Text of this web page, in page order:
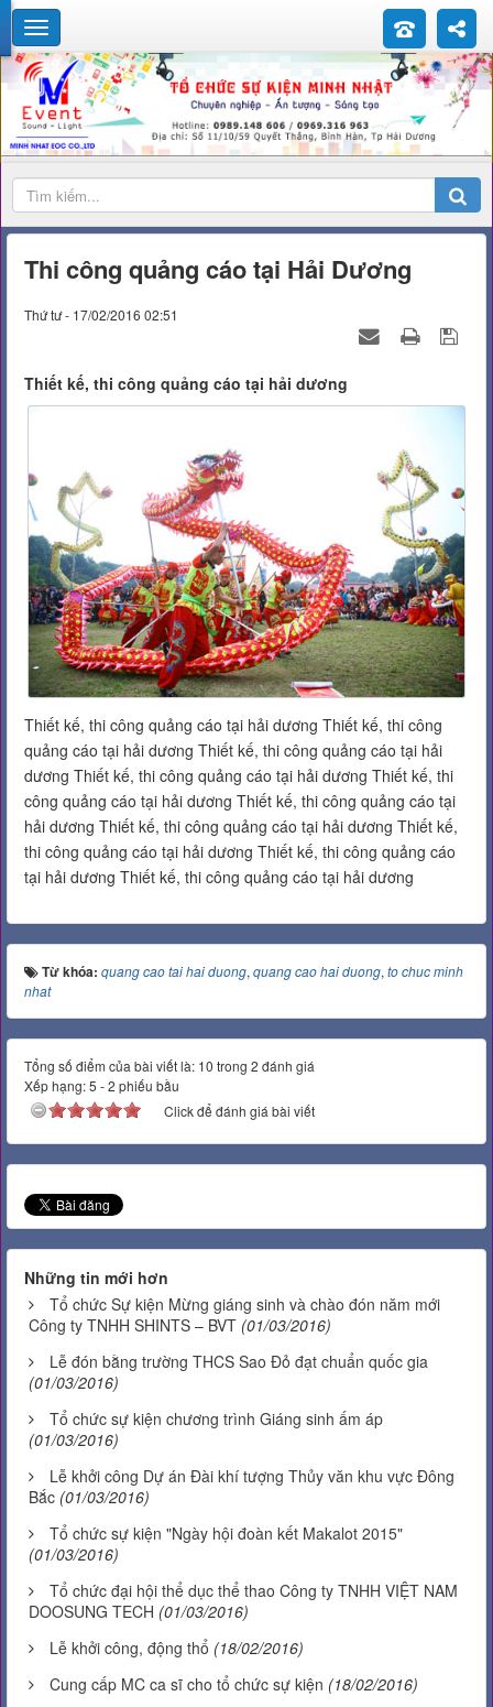
Thi công quảng cáo tại Hải Dương
Thứ tư - 17/02/2016 02:51
Thiết kế, thi công quảng cáo tại hải dương
Thiết kế, thi công quảng cáo tại hải dương Thiết kế, thi công
quảng cáo tại hải dương Thiết kế, thi công quảng cáo tại hải
dương Thiết kế, thi công quảng cáo tại hải dương Thiết kế, thi
công quảng cáo tại hải dương Thiết kế, thi công quảng cáo tại
hải dương Thiết kế, thi công quảng cáo tại hải dương Thiết kế,
thi công quảng cáo tại hải dương Thiết kế, thi công quảng cáo
tại hải dương Thiết kế, thi công quảng cáo tại hải dương
Từ khóa: quang cao tai hai duong, quang cao hai duong, to chuc minh
nhat
Tổng số điểm của bài viết là: 10 trong 2 đánh giá
Xếp hạng:5 -2 phiếu bầu
Click để đánh giá bài viết
Những tin mới hơn
Tổ chức Sự kiện Mừng giáng sinh và chào đón năm mới
Công ty TNHH SHINTS – BVT (01/03/2016)
Lễ đón bằng trường THCS Sao Đỏ đạt chuẩn quốc gia
(01/03/2016)
Tổ chức sự kiện chương trình Giáng sinh ấm áp
(01/03/2016)
Lễ khởi công Dự án Đài khí tượng Thủy văn khu vực Đông
Bắc (01/03/2016)
Tổ chức sự kiện "Ngày hội đoàn kết Makalot 2015"
(01/03/2016)
Tổ chức đại hội thể dục thể thao Công ty TNHH VIỆT NAM
DOOSUNG TECH (01/03/2016)
Lễ khởi công, động thổ (18/02/2016)
Cung cấp MC ca sĩ cho tổ chức sự kiện (18/02/2016)